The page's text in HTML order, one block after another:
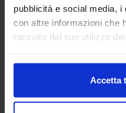
pubblicità e social media, i
con altre informazioni che
raccolto dal suo utilizzo
Accetta
Slide1 - Copia (12).jpg